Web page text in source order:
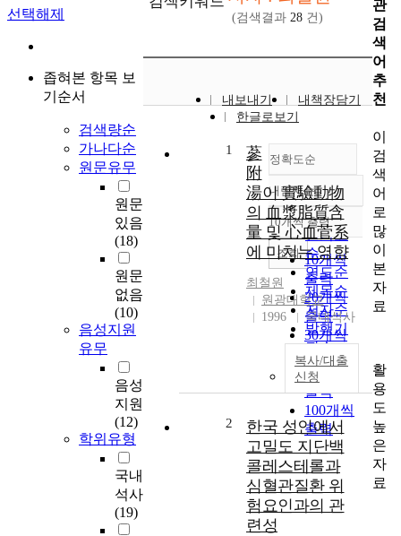
선택해제
좁혀본 항목 보
기순서
검색량순
가나다순
원문유무
원문
있음
(18)
원문
없음
(10)
음성지원
유무
음성
지원
(12)
학위유형
국내
석사
(19)
(검색결과 28 건)
내보내기
내책장담기
한글로보기
정확도순
정확도
순
인기도
순
연도순
제목순
저자순
발행기
관순
내림차순
내림차순
10개씩 출력
10개씩
출력
20개씩
출력
30개씩
출력
50개씩
출력
100개씩
출력
조회
1
蔘
附
湯이 實驗動物
의 血漿脂質含
量 및 心血菅系
에 미치는 영향
최철원
원광대학교
1996
국내석사
복사/대출
신청
2
한국 성인에서
고밀도 지단백
콜레스테롤과
심혈관질환 위
험요인과의 관
련성
관
검
색
어
추
천
이
검
색
어
로
많
이
본
자
료
활
용
도
높
은
자
료